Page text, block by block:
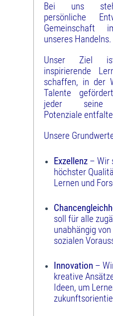
Bei uns
persönliche
Gemeinschaft
unseres Handelns.
Unser Ziel
inspirierende
schaffen, in der
Talente
jeder seine
Potenziale
Unsere
Exzellenz– Wir
höchster
Lernen und
soll für alle
unabhängig
sozialen
Innovation –
kreative
Ideen, um